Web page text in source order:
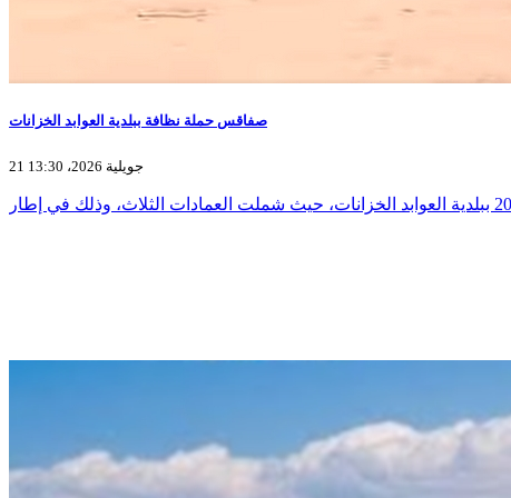
صفاقس حملة نظافة ببلدية العوابد الخزانات
21 جويلية 2026، 13:30